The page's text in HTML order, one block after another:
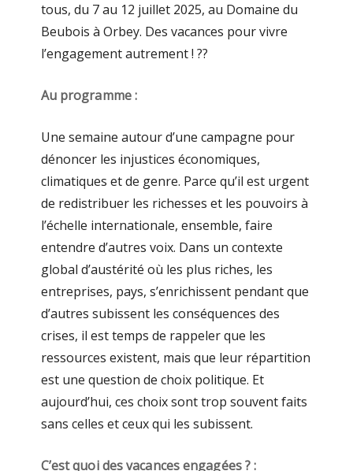
tous, du 7 au 12 juillet 2025, au Domaine du
Beubois à Orbey. Des vacances pour vivre
l’engagement autrement ! ??
Au programme :
Une semaine autour d’une campagne pour
dénoncer les injustices économiques,
climatiques et de genre. Parce qu’il est urgent
de redistribuer les richesses et les pouvoirs à
l’échelle internationale, ensemble, faire
entendre d’autres voix. Dans un contexte
global d’austérité où les plus riches, les
entreprises, pays, s’enrichissent pendant que
d’autres subissent les conséquences des
crises, il est temps de rappeler que les
ressources existent, mais que leur répartition
est une question de choix politique. Et
aujourd’hui, ces choix sont trop souvent faits
sans celles et ceux qui les subissent.
C’est quoi des vacances engagées ? :